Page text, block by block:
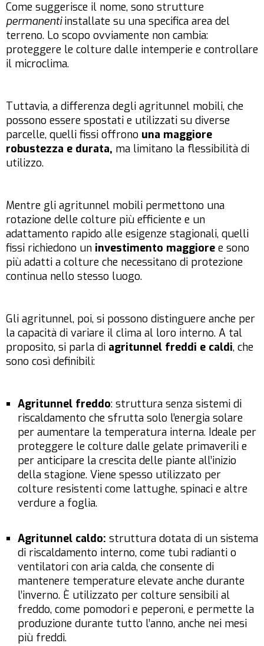
Come suggerisce il nome, sono strutture
permanentiinstallate su una specifica area del
terreno. Lo scopo ovviamente non cambia:
proteggere le colture dalle intemperie e controllare
il microclima.
Tuttavia, a differenza degli agritunnel mobili, che
possono essere spostati e utilizzati su diverse
parcelle, quelli fissi offrono una maggiore
robustezza e durata, ma limitano la flessibilità di
utilizzo.
Mentre gli agritunnel mobili permettono una
rotazione delle colture più efficiente e un
adattamento rapido alle esigenze stagionali, quelli
fissi richiedono un investimento maggiore e sono
più adatti a colture che necessitano di protezione
continua nello stesso luogo.
Gli agritunnel, poi, si possono distinguere anche per
la capacità di variare il clima al loro interno. A tal
proposito, si parla di agritunnel freddi e caldi, che
sono così definibili:
Agritunnel freddo: struttura senza sistemi di
riscaldamento che sfrutta solo l’energia solare
per aumentare la temperatura interna. Ideale per
proteggere le colture dalle gelate primaverili e
per anticipare la crescita delle piante all’inizio
della stagione. Viene spesso utilizzato per
colture resistenti come lattughe, spinaci e altre
verdure a foglia.
Agritunnel caldo: struttura dotata di un sistema
di riscaldamento interno, come tubi radianti o
ventilatori con aria calda, che consente di
mantenere temperature elevate anche durante
l’inverno. È utilizzato per colture sensibili al
freddo, come pomodori e peperoni, e permette la
produzione durante tutto l’anno, anche nei mesi
più freddi.